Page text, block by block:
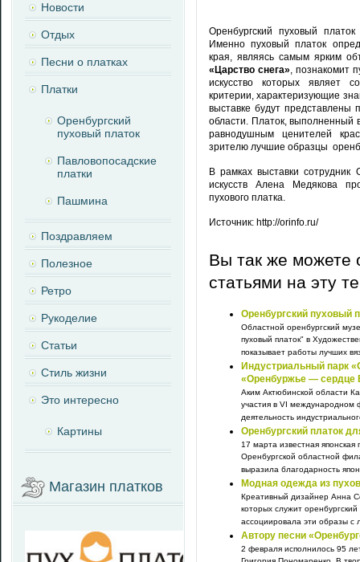
Оренбургский пуховый
Именно пуховый платок
края, являясь самым ярким
«Царство снега», познакомит
искусство которых являет
критерии, характеризующие
выставке будут представлены
области. Платок, выполненный
равнодушным ценителей
зрителю лучшие образцы
В рамках выставки сотрудник
искусств Алена Медякова
пухового платка.
Источник: http://orinfo.ru/
Вы так же можете
статьями на эту
Оренбургский пуховый
Областной оренбургский
пуховый платок" в
показывает работы лучших
Индустриальный парк
«Оренбуржье — сердце
Аким Актюбинской области
участия в VI
деятельность
Оренбургский платок
17 марта известная
Оренбургской областной
выразила благодарность
Модная одежда из
Креативный дизайнер Анна
которых служит
ассоциировала эти образы с
Автору песни
2 февраля исполнилось 95
Новости
Отдых
Песни о платках
Платки
Оренбургский
пуховый платок
Павловопосадские
платки
Пашмина
Поздравляем
Полезное
Ретро
Рукоделие
Статьи
Стиль жизни
Это интересно
Картины
Магазин платков